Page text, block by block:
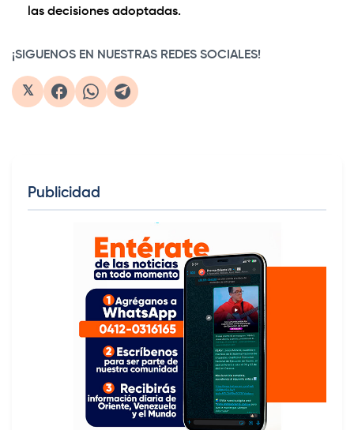
las decisiones adoptadas.
¡SIGUENOS EN NUESTRAS REDES SOCIALES!
𝕏
Publicidad